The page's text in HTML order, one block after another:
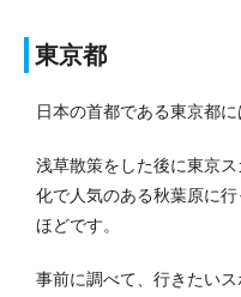
東京都
日本の首都である東京都
浅草散策をした後に東京
化で人気のある秋葉原に
ほどです。
事前に調べて、行きたい